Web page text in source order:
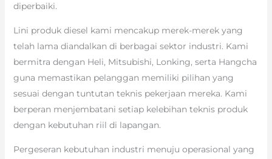
diperbaiki.
Lini produk diesel kami mencakup merek-merek yang
telah lama diandalkan di berbagai sektor industri. Kami
bermitra dengan Heli, Mitsubishi, Lonking, serta Hangcha
guna memastikan pelanggan memiliki pilihan yang
sesuai dengan tuntutan teknis pekerjaan mereka. Kami
berperan menjembatani setiap kelebihan teknis produk
dengan kebutuhan riil di lapangan.
Pergeseran kebutuhan industri menuju operasional yang